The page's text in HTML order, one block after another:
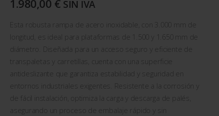
1.980,00 € SIN IVA
Esta robusta rampa de acero inoxidable, con 3.000 mm de
longitud, es ideal para plataformas de 1.500 y 1.650 mm de
diámetro. Diseñada para un acceso seguro y eficiente de
transpaletas y carretillas, cuenta con una superficie
antideslizante que garantiza estabilidad y seguridad en
entornos industriales exigentes. Resistente a la corrosión y
de fácil instalación, optimiza la carga y descarga de palés,
asegurando un proceso de embalaje rápido y sin